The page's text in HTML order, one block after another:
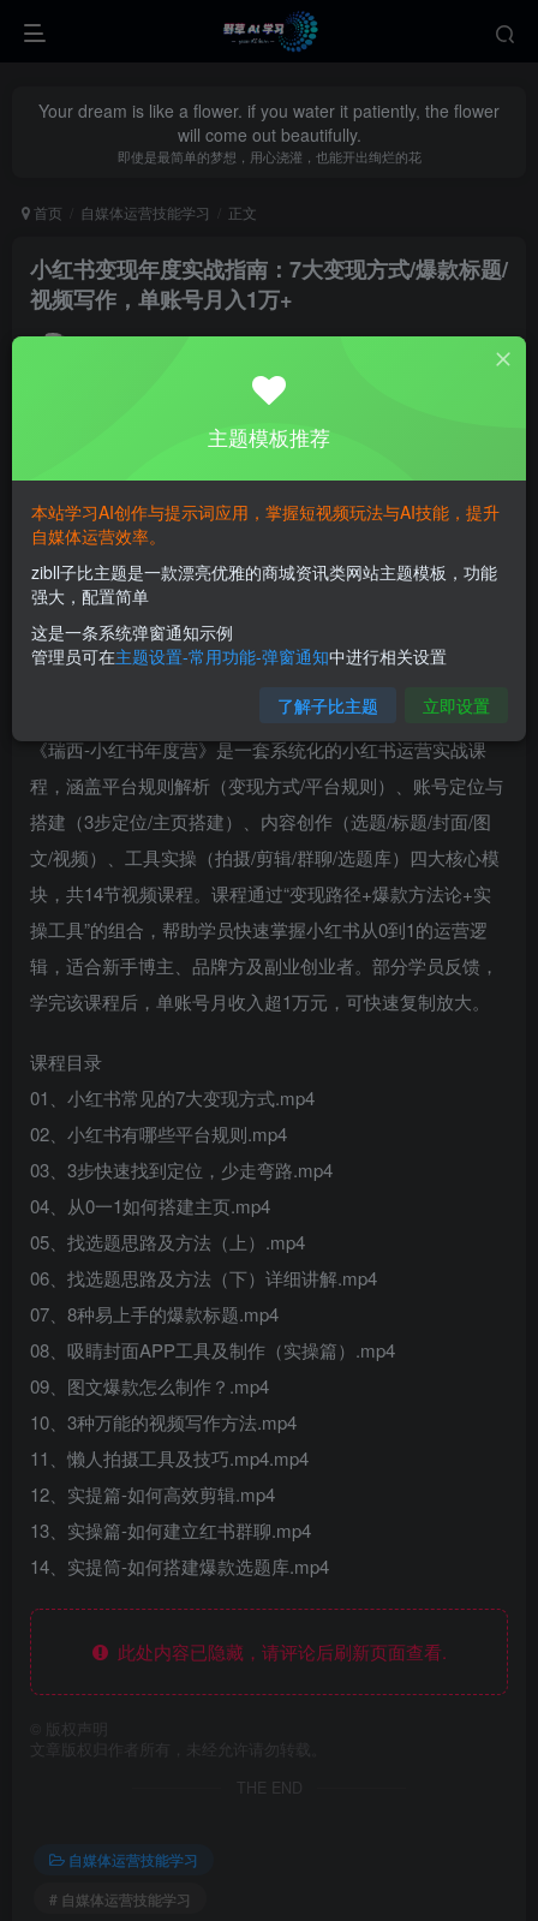
Your dream is like a flower. if you water it patiently, the flower
will come out beautifully.
即使是最简单的梦想，用心浇灌，也能开出绚烂的花
首页 自媒体运营技能学习 正文
小红书变现年度实战指南：7大变现方式/爆款标题/
视频写作，单账号月入1万+
私信
《瑞西-小红书年度营》是一套系统化的小红书运营实战课
程，涵盖‌平台规则解析（变现方式/平台规则）、账号定位与
搭建（3步定位/主页搭建）、内容创作（选题/标题/封面/图
文/视频）、工具实操（拍摄/剪辑/群聊/选题库）‌四大核心模
块，共14节视频课程。课程通过“变现路径+爆款方法论+实
操工具”的组合，帮助学员快速掌握小红书从0到1的运营逻
辑，适合新手博主、品牌方及副业创业者。部分学员反馈，
学完该课程后，单账号月收入超1万元，可快速复制放大。
课程目录
01、小红书常见的7大变现方式.mp4
02、小红书有哪些平台规则.mp4
03、3步快速找到定位，少走弯路.mp4
04、从0一1如何搭建主页.mp4
05、找选题思路及方法（上）.mp4
06、找选题思路及方法（下）详细讲解.mp4
07、8种易上手的爆款标题.mp4
08、吸睛封面APP工具及制作（实操篇）.mp4
09、图文爆款怎么制作？.mp4
10、3种万能的视频写作方法.mp4
11、懒人拍摄工具及技巧.mp4.mp4
12、实提篇-如何高效剪辑.mp4
13、实操篇-如何建立红书群聊.mp4
14、实提筒-如何搭建爆款选题库.mp4
此处内容已隐藏，请评论后刷新页面查看.
版权声明
文章版权归作者所有，未经允许请勿转载。
THE END
自媒体运营技能学习
# 自媒体运营技能学习
主题模板推荐
本站学习AI创作与提示词应用，掌握短视频玩法与AI技能，提升
自媒体运营效率。
zibll子比主题是一款漂亮优雅的商城资讯类网站主题模板，功能
强大，配置简单
这是一条系统弹窗通知示例
管理员可在主题设置-常用功能-弹窗通知中进行相关设置
了解子比主题 立即设置